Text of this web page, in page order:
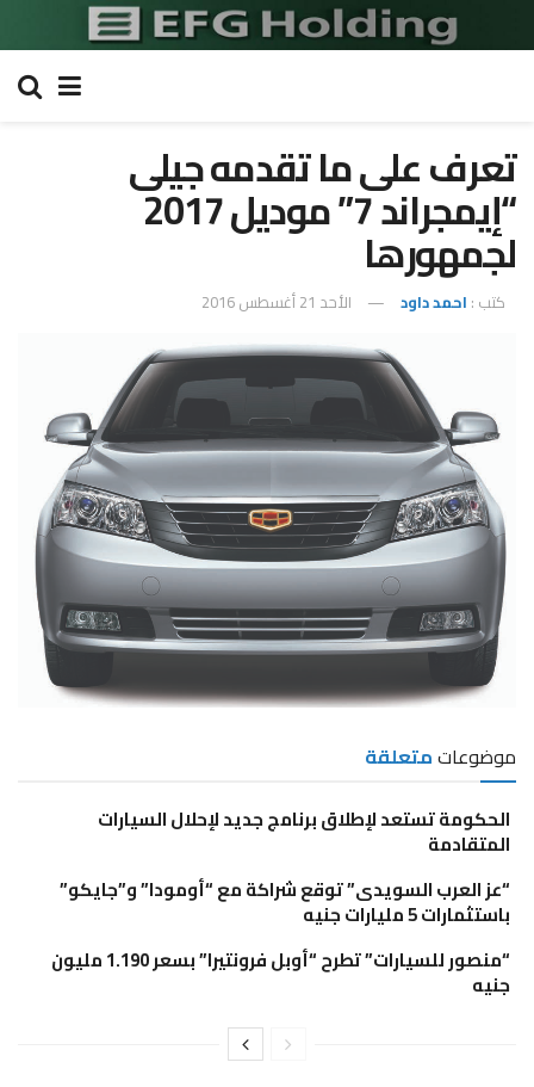
تعرف على ما تقدمه جيلى
“إيمجراند 7” موديل 2017
لجمهورها
كتب : احمد داود الأحد 21 أغسطس 2016
موضوعاتمتعلقة
الحكومة تستعد لإطلاق برنامج جديد لإحلال السيارات
المتقادمة
“عز العرب السويدى” توقع شراكة مع “أومودا” و”جايكو”
باستثمارات 5 مليارات جنيه
“منصور للسيارات” تطرح “أوبل فرونتيرا” بسعر 1.190 مليون
جنيه